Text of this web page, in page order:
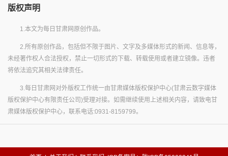
版权声明
1.本文为每日甘肃网原创作品。
2.所有原创作品，包括但不限于图片、文字及多媒体形式的新闻、信息等，
未经著作权人合法授权，禁止一切形式的下载、转载使用或者建立镜像。违者
将依法追究其相关法律责任。
3.每日甘肃网对外版权工作统一由甘肃媒体版权保护中心(甘肃云数字媒体
版权保护中心有限责任公司)受理对接。如需继续使用上述相关内容，请致电甘
肃媒体版权保护中心，联系电话:0931-8159799。